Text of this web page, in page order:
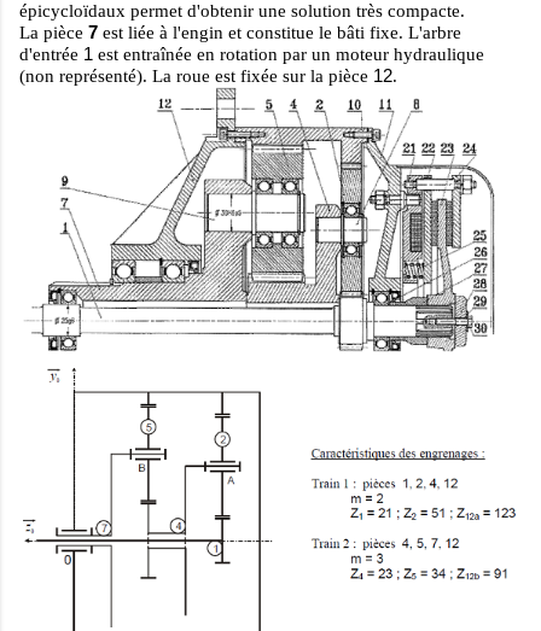
épicycloïdaux permet d'obtenir une solution très compacte.
La pièce 7 est liée à l'engin et constitue le bâti fixe. L'arbre
d'entrée 1 est entraînée en rotation par un moteur hydraulique
(non représenté). La roue est fixée sur la pièce 12.